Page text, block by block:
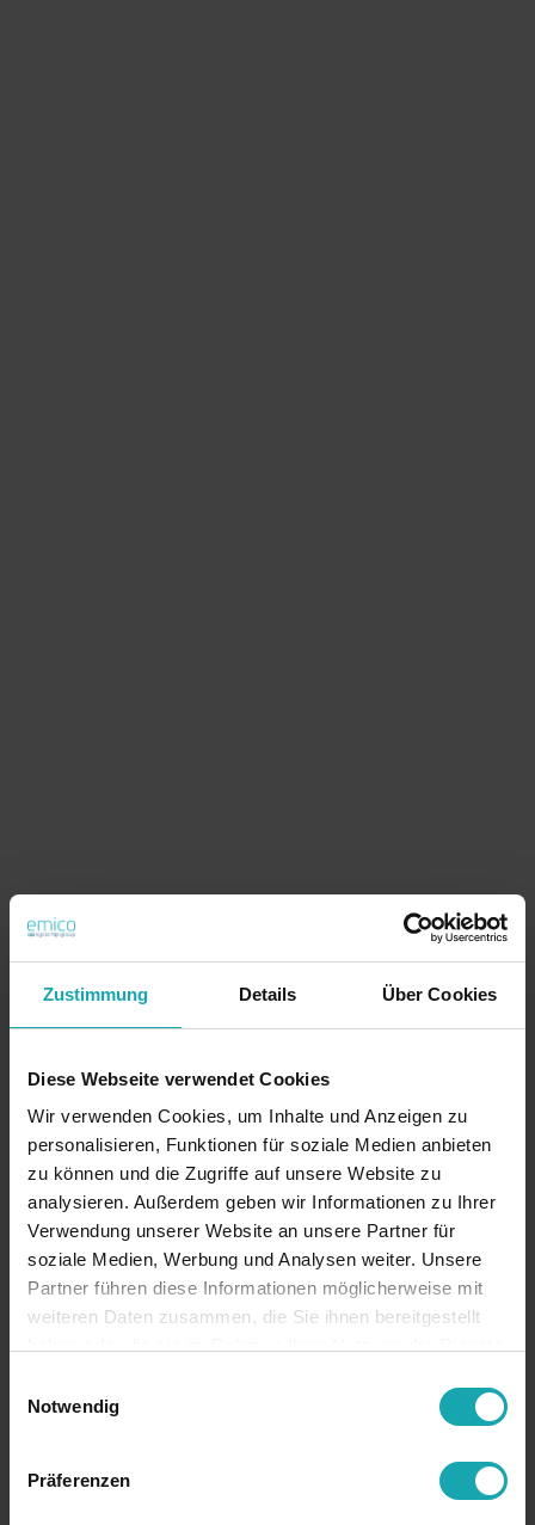
Zustimmung Details Über Cookies
Diese Webseite verwendet Cookies
Wir verwenden Cookies, um Inhalte und Anzeigen zu
personalisieren, Funktionen für soziale Medien anbieten
zu können und die Zugriffe auf unsere Website zu
analysieren. Außerdem geben wir Informationen zu Ihrer
Verwendung unserer Website an unsere Partner für
soziale Medien, Werbung und Analysen weiter. Unsere
Partner führen diese Informationen möglicherweise mit
weiteren Daten zusammen, die Sie ihnen bereitgestellt
Notwendig
Präferenzen